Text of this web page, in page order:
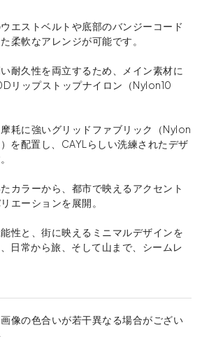
エストベルトや底部のバンジーコード
柔軟なアレンジが可能です。
耐久性を両立するため、メイン素材に
リップストップナイロン（Nylon10
耗に強いグリッドファブリック（Nylon
を配置し、CAYLらしい洗練されたデザ
カラーから、都市で映えるアクセント
エーションを展開。
性と、街に映えるミニマルデザインを
日常から旅、そして山まで、シームレ
像の色合いが若干異なる場合がござい